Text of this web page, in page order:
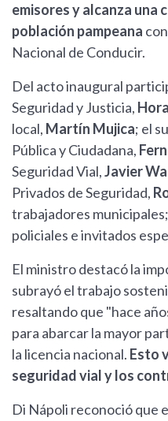
emisores y alcanza una
población pampeana
Nacional de Conducir.
Del acto inaugural
Seguridad y Justicia,
local, Martín Mujica; el
Pública y Ciudadana,
Seguridad Vial,Javier
Privados de Seguridad,
trabajadores
policiales e invitados
El ministro destacó la
subrayó el trabajo
resaltando que "hace
para abarcar la mayor
la licencia nacional. Esto
seguridad vial y los
Di Nápoli reconoció que